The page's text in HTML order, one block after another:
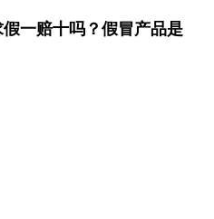
一赔十吗？假冒产品是